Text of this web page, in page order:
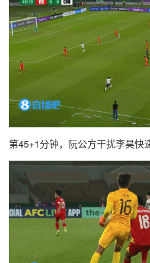
第45+1分钟，阮公方干扰李昊快